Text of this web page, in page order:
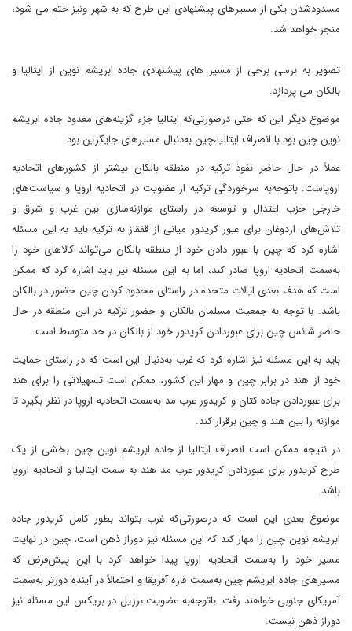
مسدودشدن یکی از مسیرهای پیشنهادی این طرح که به شهر ونیز ختم می شود،
منجر خواهد شد.
تصویر به برسی برخی از مسیر های پیشنهادی جاده ابریشم نوین از ایتالیا و
بالکان می پردازد.
موضوع دیگر این که حتی درصورتی‌که ایتالیا جزء گزینه‌های معدود جاده ابریشم
نوین چین بود با انصراف ایتالیا،چین به‌دنبال مسیرهای جایگزین بود.
عملاً در حال حاضر نفوذ ترکیه در منطقه بالکان بیشتر از کشورهای اتحادیه
اروپاست. باتوجه‌به سرخوردگی ترکیه از عضویت در اتحادیه اروپا و سیاست‌های
خارجی حزب اعتدال و توسعه در راستای موازنه‌سازی بین غرب و شرق و
تلاش‌های اردوغان برای عبور کریدور میانی از قفقاز به ترکیه باید به این مسئله
اشاره کرد که چین با عبور دادن خود از منطقه بالکان می‌تواند کالاهای خود را
به‌سمت اتحادیه اروپا صادر کند، اما به این مسئله نیز باید اشاره کرد که ممکن
است که هدف بعدی ایالات متحده در راستای محدود کردن چین حضور در بالکان
باشد. با توجه به جمعیت مسلمان بالکان و حضور ترکیه در این منطقه در حال
حاضر شانس چین برای عبوردادن کریدور خود از بالکان در حد متوسط است.
باید به این مسئله نیز اشاره کرد که غرب به‌دنبال این است که در راستای حمایت
خود از هند در برابر چین و مهار این کشور، ممکن است تسهیلاتی را برای هند
برای عبوردادن جاده کتان و کریدور عرب مد به‌سمت اتحادیه اروپا در نظر بگیرد تا
موازنه را بین هند و چین برقرار کند.
در نتیجه ممکن است انصراف ایتالیا از جاده ابریشم نوین چین بخشی از یک
طرح کریدور برای عبوردادن کریدور عرب مد هند به سمت ایتالیا و اتحادیه اروپا
باشد.
موضوع بعدی این است که درصورتی‌که غرب بتواند بطور کامل کریدور جاده
ابریشم نوین چین را مهار کند که این مسئله نیز دوراز ذهن است، چین در نهایت
مسیر خود را به‌سمت اتحادیه اروپا پیدا خواهد کرد با این پیش‌فرض که
مسیرهای جاده ابریشم چین به‌سمت قاره آفریقا و احتمالاً در آینده دورتر به‌سمت
آمریکای جنوبی خواهند رفت. باتوجه‌به عضویت برزیل در بریکس این مسئله نیز
دوراز ذهن نیست.